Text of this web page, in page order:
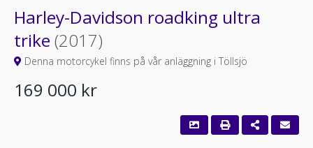
Harley-Davidson roadking ultra
trike (2017)
Denna motorcykel finns på vår anläggning i Töllsjö
169 000 kr